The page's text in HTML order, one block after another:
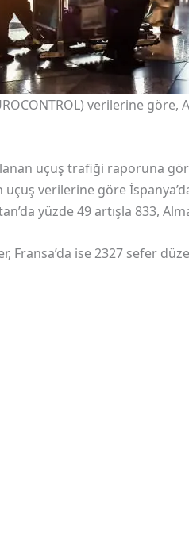
verilerine göre,
uçuş trafiği raporuna
verilerine göre
yüzde 49 artışla 833,
Fransa’da ise 2327 sefer